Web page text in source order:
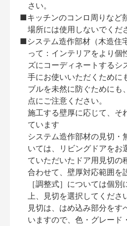
さい。
■キッチンのコンロ周りなど
場所には使用しないでくだ
■システム造作部材（木造住
って：インテリアをより個
ズにコーディネートするシ
手にお使いいただくために
ブルを未然に防ぐためにも
点にご注意ください。
施工する壁厚に応じて、そ
ています
システム造作部材の見切・
いては、リビングドアをお
ていただいたドア用見切の
合わせて、壁厚対応範囲を
［調整式］については個
上、見切を選択してくださ
見切は、はめ込み部分をす
いますので、色・グレード